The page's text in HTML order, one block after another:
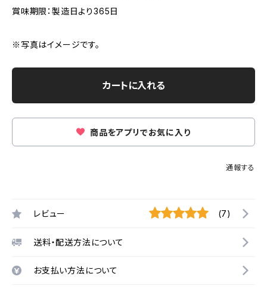
賞味期限：製造日より365日
※写真はイメージです。
カートに入れる
商品をアプリでお気に入り
通報する
レビュー (7)
送料・配送方法について
お支払い方法について